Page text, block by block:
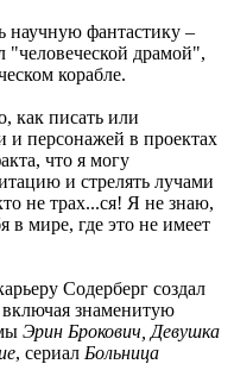
фантастику –
"человеческой драмой",
корабле.
как писать или
и персонажей в проектах
что я могу
и стрелять лучами
не трах...ся! Я не знаю,
в мире, где это не имеет
Содерберг создал
знаменитую
Эрин Брокович, Девушка
, сериал Больница